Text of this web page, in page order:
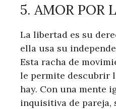
5. AMOR POR
La libertad es su
ella usa su
Esta racha de
le permite descubrir
hay. Con una mente
inquisitiva de pareja,